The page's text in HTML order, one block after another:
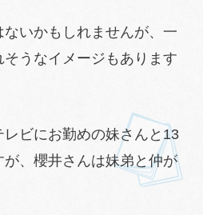
いかもしれませんが、一
うなイメージもあります
ビにお勤めの妹さんと13
、櫻井さんは妹弟と仲が